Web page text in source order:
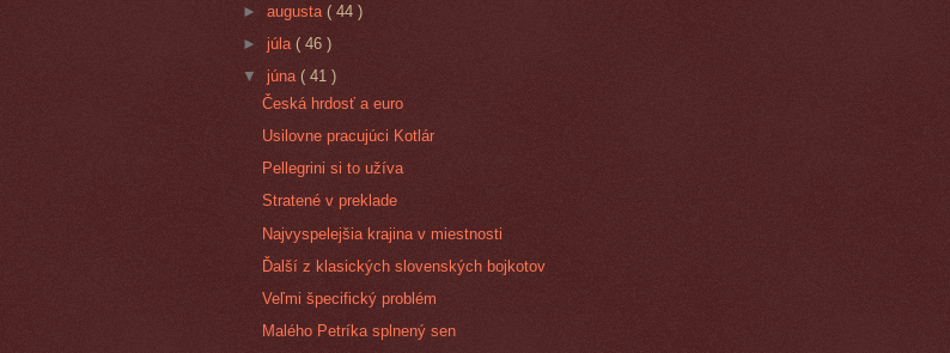
►augusta( 44 )
► júla( 46 )
▼ júna( 41 )
Česká hrdosť a euro
Usilovne pracujúci Kotlár
Pellegrini si to užíva
Stratené v preklade
Najvyspelejšia krajina v miestnosti
Ďalší z klasických slovenských bojkotov
Veľmi špecifický problém
Malého Petríka splnený sen